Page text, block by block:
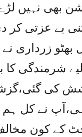
بھی نہیں
بے عزتی کر
بھٹو
شرمندگی
کی
نے کل ہم
کے کون